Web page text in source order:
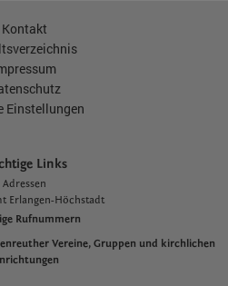
Kontakt
Einstellungen
Links
Adressen
Erlangen-Höchstadt
Rufnummern
Vereine, Gruppen und kirchlichen